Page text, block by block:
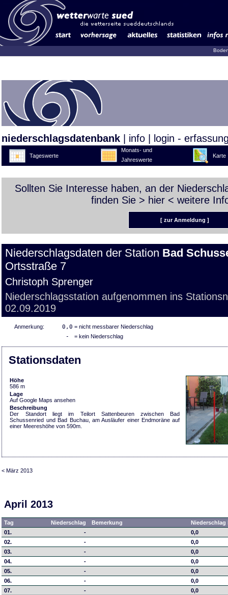
niederschlagsdatenbank info login -
Tageswerte
Monats- und
Jahreswerte
Karte
Sollten Sie Interesse haben, an der
finden Sie > hier < weitere
[ zur Anmeldung ]
Niederschlagsdaten der Station Bad
Ortsstraße 7
Christoph Sprenger
Niederschlagsstation aufgenommen ins
02.09.2019
Anmerkung: 0,0 = nicht messbarer Niederschlag
- = kein Niederschlag
Stationsdaten
Höhe
586 m
Lage
Auf Google Maps ansehen
Beschreibung
Der Standort liegt im Teilort Sattenbeuren zwischen Bad
Schussenried und Bad Buchau, am Ausläufer einer Endmoräne auf
einer Meereshöhe von 590m.
< März 2013
April 2013
Tag Niederschlag Bemerkung
01.
-
0,0
02.
-
0,0
03.
-
0,0
04.
-
0,0
05.
-
0,0
06.
-
0,0
07.
-
0,0